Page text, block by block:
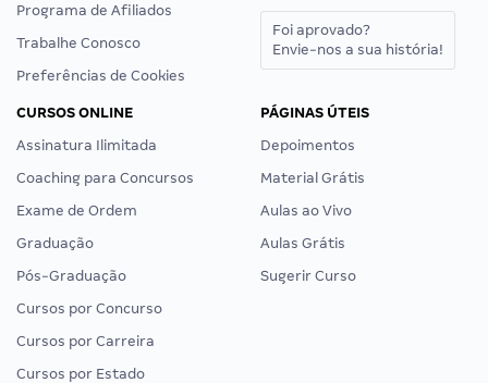
Programa de Afiliados
Trabalhe Conosco
Preferências de Cookies
Foi aprovado?
Envie-nos a sua história!
CURSOS ONLINE
Assinatura Ilimitada
Coaching para Concursos
Exame de Ordem
Graduação
Pós-Graduação
Cursos por Concurso
Cursos por Carreira
Cursos por Estado
PÁGINAS ÚTEIS
Depoimentos
Material Grátis
Aulas ao Vivo
Aulas Grátis
Sugerir Curso